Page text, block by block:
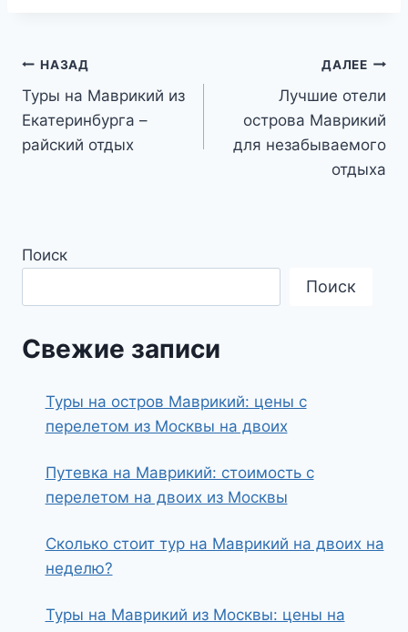
Навигация
по
записям
НАЗАД
Туры на Маврикий из
Екатеринбурга –
райский отдых
ДАЛЕЕ
Лучшие отели
острова Маврикий
для незабываемого
отдыха
Поиск
Поиск
Свежие записи
Туры на остров Маврикий: цены с
перелетом из Москвы на двоих
Путевка на Маврикий: стоимость с
перелетом на двоих из Москвы
Сколько стоит тур на Маврикий на двоих на
неделю?
Туры на Маврикий из Москвы: цены на